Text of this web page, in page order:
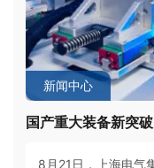
新闻中心
8月21日，上海电气